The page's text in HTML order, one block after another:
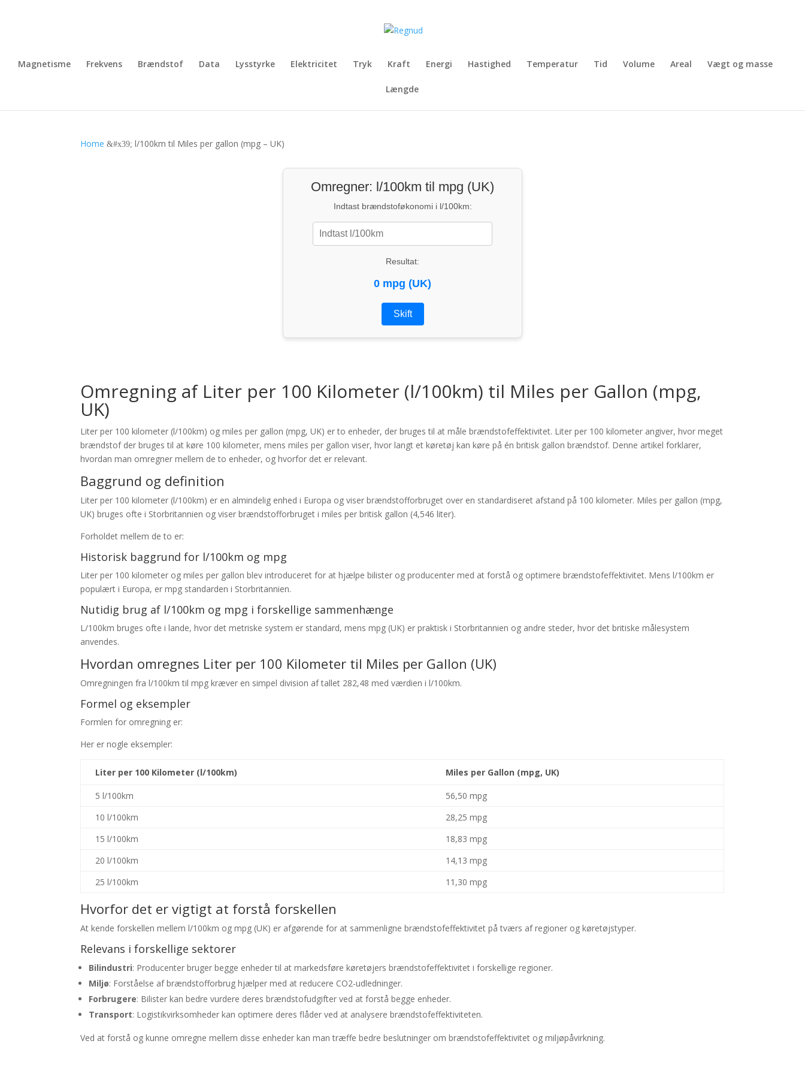
Magnetisme Frekvens Brændstof Data Lysstyrke Elektricitet Tryk Kraft Energi Hastighed Temperatur Tid Volume Areal Vægt og masse
Længde
Home &#x39; l/100km til Miles per gallon (mpg – UK)
Omregner: l/100km til mpg (UK)
Indtast brændstoføkonomi i l/100km:
Resultat:
0 mpg (UK)
Skift
Omregning af Liter per 100 Kilometer (l/100km) til Miles per Gallon (mpg,
UK)
Liter per 100 kilometer (l/100km) og miles per gallon (mpg, UK) er to enheder, der bruges til at måle brændstofeffektivitet. Liter per 100 kilometer angiver, hvor meget
brændstof der bruges til at køre 100 kilometer, mens miles per gallon viser, hvor langt et køretøj kan køre på én britisk gallon brændstof. Denne artikel forklarer,
hvordan man omregner mellem de to enheder, og hvorfor det er relevant.
Baggrund og definition
Liter per 100 kilometer (l/100km) er en almindelig enhed i Europa og viser brændstofforbruget over en standardiseret afstand på 100 kilometer. Miles per gallon (mpg,
UK) bruges ofte i Storbritannien og viser brændstofforbruget i miles per britisk gallon (4,546 liter).
Forholdet mellem de to er:
Historisk baggrund for l/100km og mpg
Liter per 100 kilometer og miles per gallon blev introduceret for at hjælpe bilister og producenter med at forstå og optimere brændstofeffektivitet. Mens l/100km er
populært i Europa, er mpg standarden i Storbritannien.
Nutidig brug af l/100km og mpg i forskellige sammenhænge
L/100km bruges ofte i lande, hvor det metriske system er standard, mens mpg (UK) er praktisk i Storbritannien og andre steder, hvor det britiske målesystem
anvendes.
Hvordan omregnes Liter per 100 Kilometer til Miles per Gallon (UK)
Omregningen fra l/100km til mpg kræver en simpel division af tallet 282,48 med værdien i l/100km.
Formel og eksempler
Formlen for omregning er:
Her er nogle eksempler:
Liter per 100 Kilometer (l/100km) Miles per Gallon (mpg, UK)
5 l/100km
56,50 mpg
10 l/100km
28,25 mpg
15 l/100km
18,83 mpg
20 l/100km
14,13 mpg
25 l/100km
11,30 mpg
Hvorfor det er vigtigt at forstå forskellen
At kende forskellen mellem l/100km og mpg (UK) er afgørende for at sammenligne brændstofeffektivitet på tværs af regioner og køretøjstyper.
Relevans i forskellige sektorer
Bilindustri: Producenter bruger begge enheder til at markedsføre køretøjers brændstofeffektivitet i forskellige regioner.
Miljø: Forståelse af brændstofforbrug hjælper med at reducere CO2-udledninger.
Forbrugere: Bilister kan bedre vurdere deres brændstofudgifter ved at forstå begge enheder.
Transport: Logistikvirksomheder kan optimere deres flåder ved at analysere brændstofeffektiviteten.
Ved at forstå og kunne omregne mellem disse enheder kan man træffe bedre beslutninger om brændstofeffektivitet og miljøpåvirkning.